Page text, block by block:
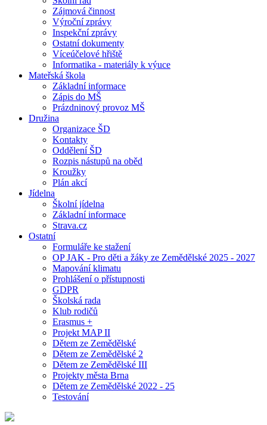
Zájmová činnost
Výroční zprávy
Inspekční zprávy
Ostatní dokumenty
Víceúčelové hřiště
Informatika - materiály k výuce
Mateřská škola
Základní informace
Zápis do MŠ
Prázdninový provoz MŠ
Družina
Organizace ŠD
Kontakty
Oddělení ŠD
Rozpis nástupů na oběd
Kroužky
Plán akcí
Jídelna
Školní jídelna
Základní informace
Strava.cz
Ostatní
Formuláře ke stažení
OP JAK - Pro děti a žáky ze Zemědělské 2025 - 2027
Mapování klimatu
Prohlášení o přístupnosti
GDPR
Školská rada
Klub rodičů
Erasmus +
Projekt MAP II
Dětem ze Zemědělské
Dětem ze Zemědělské 2
Dětem ze Zemědělské III
Projekty města Brna
Dětem ze Zemědělské 2022 - 25
Testování